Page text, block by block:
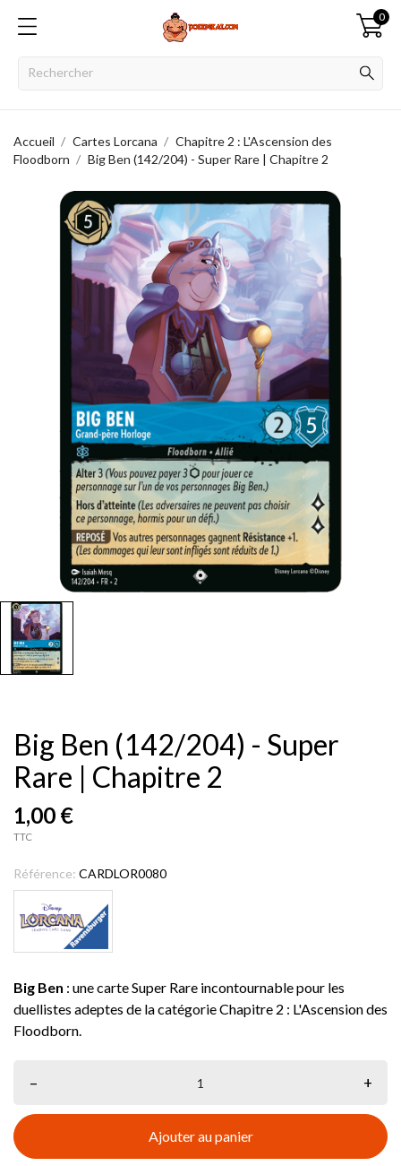
0
Accueil Cartes Lorcana
Chapitre 2 : L'Ascension des
Floodborn
Big Ben (142/204) - Super Rare | Chapitre 2
Big Ben (142/204) - Super
Rare | Chapitre 2
1,00 €
TTC
Référence: CARDLOR0080
Big Ben : une carte Super Rare incontournable pour les
duellistes adeptes de la catégorie Chapitre 2 : L'Ascension des
Floodborn.
– +
Ajouter au panier